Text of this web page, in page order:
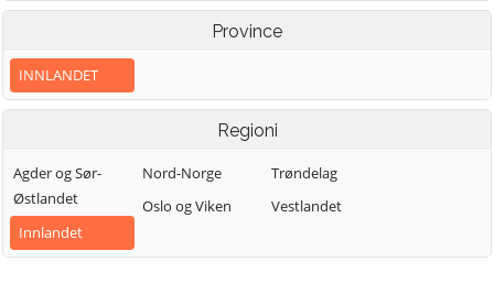
Gjøvik
Grue
Hamar
Lesja
Ringsaker
Stange
Søndre Land
Vestre Toten
Østre Toten
Øystre Slidre
Province
INNLANDET
Regioni
Agder og Sør-
Østlandet
Innlandet
Nord-Norge
Oslo og Viken
Trøndelag
Vestlandet